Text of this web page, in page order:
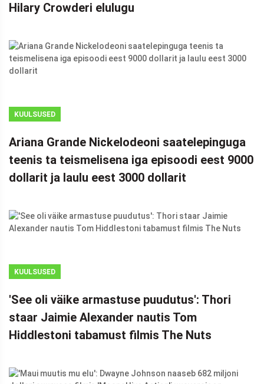
Hilary Crowderi elulugu
KUULSUSED
Ariana Grande Nickelodeoni saatelepinguga
teenis ta teismelisena iga episoodi eest 9000
dollarit ja laulu eest 3000 dollarit
KUULSUSED
'See oli väike armastuse puudutus': Thori
staar Jaimie Alexander nautis Tom
Hiddlestoni tabamust filmis The Nuts